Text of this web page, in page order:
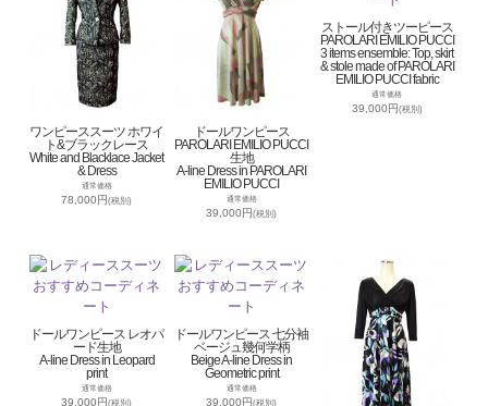
ワンピーススーツ ホワイ
ト&ブラックレース
White and Blacklace Jacket
& Dress
通常価格
78,000円(税別)
ドールワンピース
PAROLARI EMILIO PUCCI
生地
A-line Dress in PAROLARI
EMILIO PUCCI
通常価格
39,000円(税別)
ストール付きツーピース
PAROLARI EMILIO PUCCI
3 items ensemble: Top, skirt
& stole made of PAROLARI
EMILIO PUCCI fabric
通常価格
39,000円(税別)
ドールワンピース レオパ
ード生地
A-line Dress in Leopard
print
通常価格
39,000円(税別)
ドールワンピース 七分袖
ベージュ幾何学柄
Beige A-line Dress in
Geometric print
通常価格
39,000円(税別)